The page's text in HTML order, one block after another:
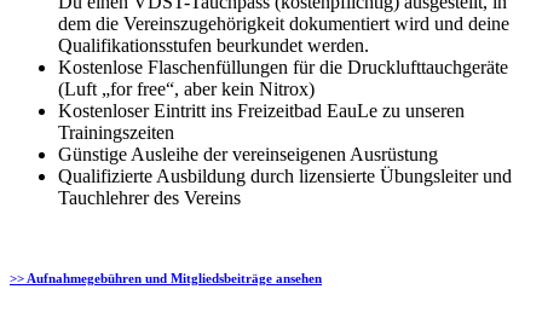
dem die Ver­eins­zugehörigkeit dokumentiert wird und deine
Qualifi­kations­stufen beurkundet werden.
Kostenlose Flaschenfüllungen für die Drucklufttauchgeräte
(Luft „for free“, aber kein Nitrox)
Kostenloser Eintritt ins Freizeitbad EauLe zu unseren
Trainingszeiten
Günstige Ausleihe der vereinseigenen Ausrüstung
Qualifizierte Ausbildung durch lizensierte Übungsleiter und
Tauchlehrer des Vereins
>> Aufnahmegebühren und Mitgliedsbeiträge ansehen